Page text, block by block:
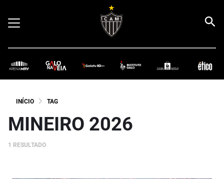
INÍCIO TAG
MINEIRO 2026
1 RESULTADO